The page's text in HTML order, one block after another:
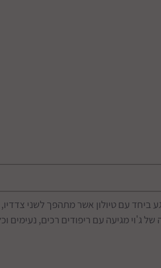
מתאימה מגיל לידה (0) ובמגע ביחד עם טיולון אשר
מגיעה עם ריפודים רכים, נעימים